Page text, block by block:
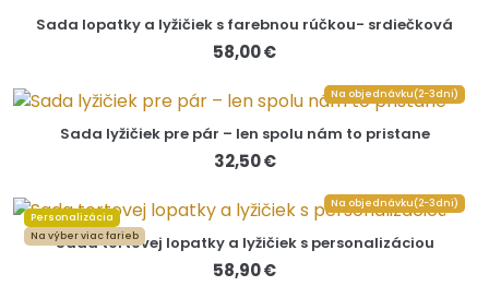
Sada lopatky a lyžičiek s farebnou rúčkou- srdiečková
58,00 €
Na objednávku(2-3dni)
Sada lyžičiek pre pár – len spolu nám to pristane
32,50 €
Personalizácia
Na výber viac farieb
Na objednávku(2-3dni)
Sada tortovej lopatky a lyžičiek s personalizáciou
58,90 €